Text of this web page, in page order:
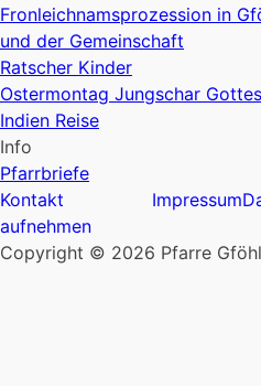
Fronleichnamsprozession in
und der Gemeinschaft
Ratscher Kinder
Ostermontag Jungschar
Indien Reise
Info
Pfarrbriefe
Kontakt
aufnehmen
Impressum
Copyright © 2026 Pfarre Gföhl